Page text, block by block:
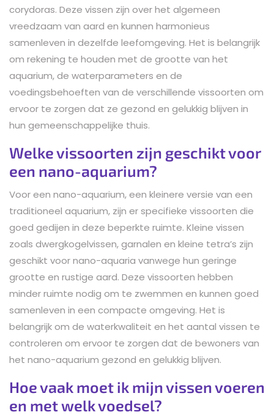
corydoras. Deze vissen zijn over het algemeen
vreedzaam van aard en kunnen harmonieus
samenleven in dezelfde leefomgeving. Het is belangrijk
om rekening te houden met de grootte van het
aquarium, de waterparameters en de
voedingsbehoeften van de verschillende vissoorten om
ervoor te zorgen dat ze gezond en gelukkig blijven in
hun gemeenschappelijke thuis.
Welke vissoorten zijn geschikt voor
een nano-aquarium?
Voor een nano-aquarium, een kleinere versie van een
traditioneel aquarium, zijn er specifieke vissoorten die
goed gedijen in deze beperkte ruimte. Kleine vissen
zoals dwergkogelvissen, garnalen en kleine tetra’s zijn
geschikt voor nano-aquaria vanwege hun geringe
grootte en rustige aard. Deze vissoorten hebben
minder ruimte nodig om te zwemmen en kunnen goed
samenleven in een compacte omgeving. Het is
belangrijk om de waterkwaliteit en het aantal vissen te
controleren om ervoor te zorgen dat de bewoners van
het nano-aquarium gezond en gelukkig blijven.
Hoe vaak moet ik mijn vissen voeren
en met welk voedsel?